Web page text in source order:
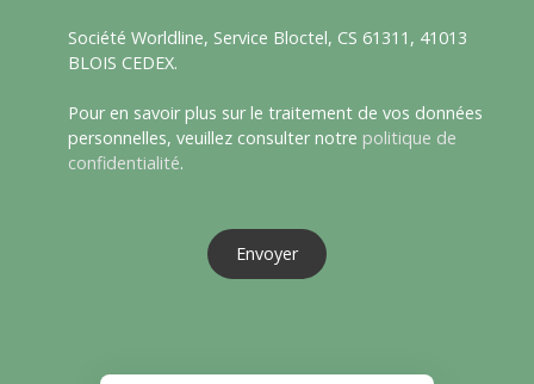
Société Worldline, Service Bloctel, CS 61311, 41013
BLOIS CEDEX.
Pour en savoir plus sur le traitement de vos données
personnelles, veuillez consulter notre politique de
confidentialité.
Envoyer